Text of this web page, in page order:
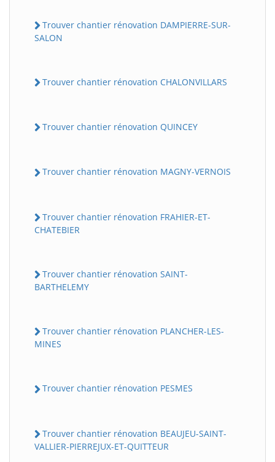
Trouver chantier rénovation DAMPIERRE-SUR-
SALON
Trouver chantier rénovation CHALONVILLARS
Trouver chantier rénovation QUINCEY
Trouver chantier rénovation MAGNY-VERNOIS
Trouver chantier rénovation FRAHIER-ET-
CHATEBIER
Trouver chantier rénovation SAINT-
BARTHELEMY
Trouver chantier rénovation PLANCHER-LES-
MINES
Trouver chantier rénovation PESMES
Trouver chantier rénovation BEAUJEU-SAINT-
VALLIER-PIERREJUX-ET-QUITTEUR